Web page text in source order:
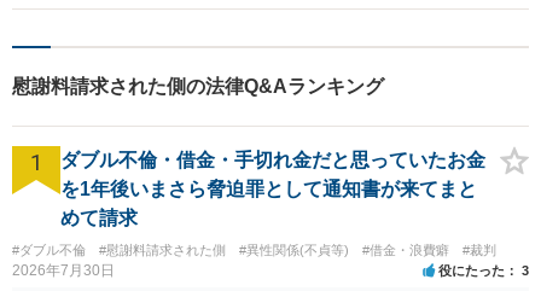
頼んでいた」とのことですので、お店のルールや法令に違反するよう
法的な不法行為にはあたりません。 2. 謝罪文は「違法行為の証拠」に
の真意を察せられず申し訳なかった」という紳士的な反省と感謝を伝
えているに過ぎず、無理やり何かを強要した証拠には決してなりませ
ん。 3. 相手側のリスクと実効性の低さ 相手が実際に請求を起こすに
は、莫大な費用と時間をかけておむすびさんの「本名や住所」を特定
する必要があります。また、掲示板に二人の秘密や「キモい」などと
書き込む行為は、むしろ嬢側のほうが名誉毀損やプライバシー侵害に
慰謝料請求された側の法律Q&Aランキング
1
ダブル不倫・借金・手切れ金だと思っていたお金
を1年後いまさら脅迫罪として通知書が来てまと
めて請求
#ダブル不倫 #慰謝料請求された側 #異性関係(不貞等) #借金・浪費癖 #裁判
2026年7月30日 役にたった 3